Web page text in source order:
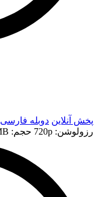
پخش آنلاین دوبله فارسی
رزولوشن: 720p
حجم: 870MB